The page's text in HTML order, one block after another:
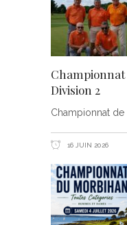
Championnat
Division 2
Championnat de
16 JUIN 2026